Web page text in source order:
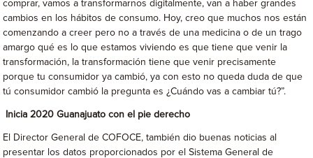
comprar, vamos a transformarnos digitalmente, van a haber grandes
cambios en los hábitos de consumo. Hoy, creo que muchos nos están
comenzando a creer pero no a través de una medicina o de un trago
amargo qué es lo que estamos viviendo es que tiene que venir la
transformación, la transformación tiene que venir precisamente
porque tu consumidor ya cambió, ya con esto no queda duda de que
tú consumidor cambió la pregunta es ¿Cuándo vas a cambiar tú?”.
Inicia 2020 Guanajuato con el pie derecho
El Director General de COFOCE, también dio buenas noticias al
presentar los datos proporcionados por el Sistema General de